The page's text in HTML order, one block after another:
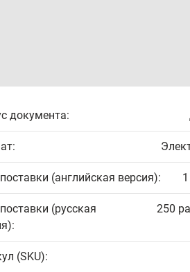
документа:
(английская версия):
(русская
250
(SKU):